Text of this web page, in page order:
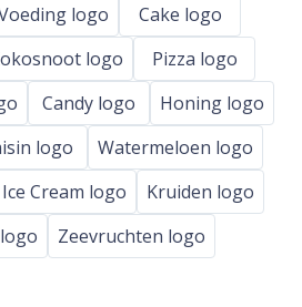
logo
Cake logo
logo
Pizza logo
Candy logo
Honing logo
logo
Watermeloen logo
Ice Cream logo
Kruiden logo
Zeevruchten logo